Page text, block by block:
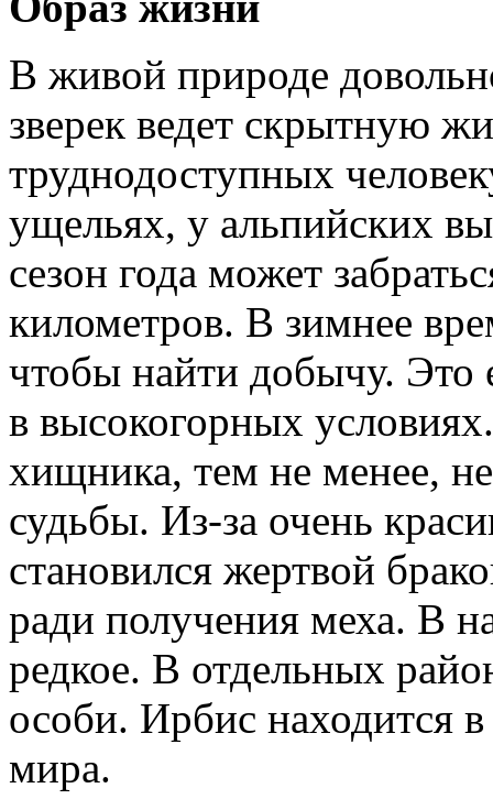
В живой природе
зверек ведет скрытную
труднодоступных
ущельях, у альпийских
сезон года может
километров. В зимнее
чтобы найти добычу. Это
в высокогорных
хищника, тем не менее,
судьбы. Из-за очень
становился жертвой
ради получения меха. В
редкое. В отдельных
особи. Ирбис находится
мира.